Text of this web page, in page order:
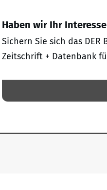
Haben wir Ihr Interesse
Sichern Sie sich das DER
Zeitschrift + Datenbank